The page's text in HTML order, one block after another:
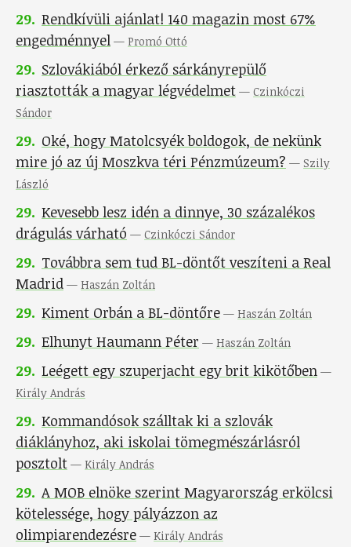
29. Rendkívüli ajánlat! 140 magazin most 67%
engedménnyel — Promó Ottó
29. Szlovákiából érkező sárkányrepülő
riasztották a magyar légvédelmet — Czinkóczi
Sándor
29. Oké, hogy Matolcsyék boldogok, de nekünk
mire jó az új Moszkva téri Pénzmúzeum? — Szily
László
29. Kevesebb lesz idén a dinnye, 30 százalékos
drágulás várható — Czinkóczi Sándor
29. Továbbra sem tud BL-döntőt veszíteni a Real
Madrid — Haszán Zoltán
29. Kiment Orbán a BL-döntőre — Haszán Zoltán
29. Elhunyt Haumann Péter — Haszán Zoltán
29. Leégett egy szuperjacht egy brit kikötőben —
Király András
29. Kommandósok szálltak ki a szlovák
diáklányhoz, aki iskolai tömegmészárlásról
posztolt — Király András
29. A MOB elnöke szerint Magyarország erkölcsi
kötelessége, hogy pályázzon az
olimpiarendezésre — Király András